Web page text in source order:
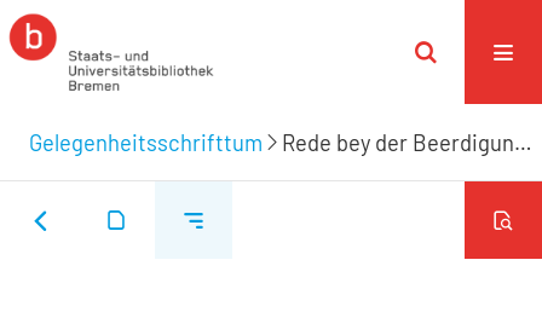
Gelegenheitsschrifttum Rede bey der Beerdigung Des weiland Hochwohlgebohrnen Herrn